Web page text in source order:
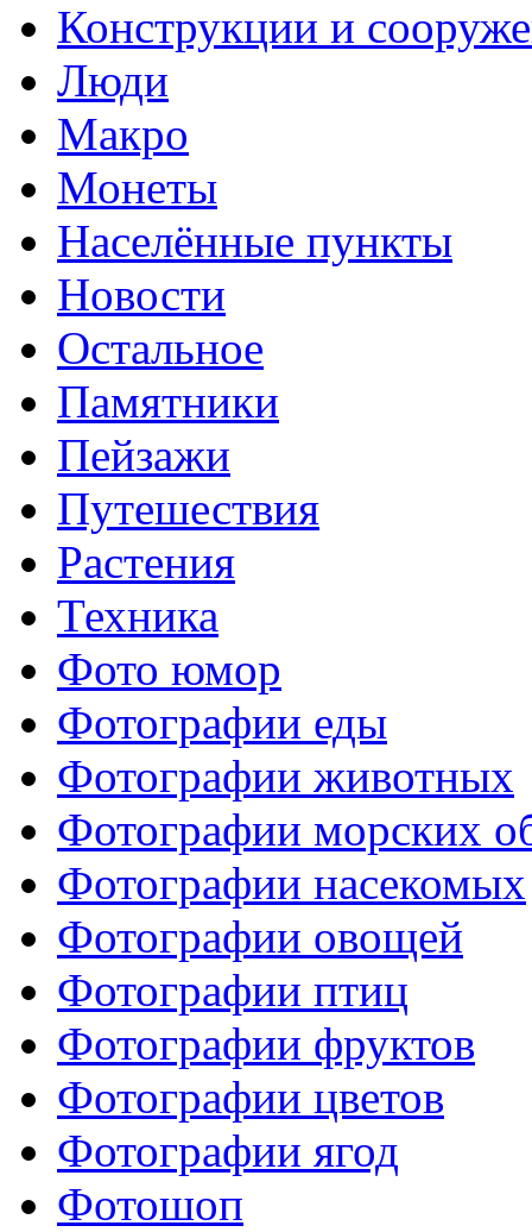
Конструкции и
Люди
Макро
Монеты
Населённые пункты
Новости
Остальное
Памятники
Пейзажи
Путешествия
Растения
Техника
Фото юмор
Фотографии еды
Фотографии животных
Фотографии морских
Фотографии насекомых
Фотографии овощей
Фотографии птиц
Фотографии фруктов
Фотографии цветов
Фотографии ягод
Фотошоп